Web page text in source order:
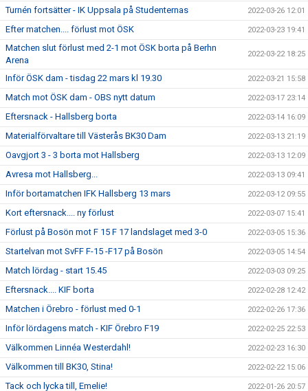
Turnén fortsätter - IK Uppsala på Studenternas 2022-03-26 12:01
Efter matchen.... förlust mot ÖSK 2022-03-23 19:41
Matchen slut förlust med 2-1 mot ÖSK borta på Berhn
Arena
2022-03-22 18:25
Inför ÖSK dam - tisdag 22 mars kl 19.30 2022-03-21 15:58
Match mot ÖSK dam - OBS nytt datum 2022-03-17 23:14
Eftersnack - Hallsberg borta 2022-03-14 16:09
Materialförvaltare till Västerås BK30 Dam 2022-03-13 21:19
Oavgjort 3 - 3 borta mot Hallsberg 2022-03-13 12:09
Avresa mot Hallsberg... 2022-03-13 09:41
Inför bortamatchen IFK Hallsberg 13 mars 2022-03-12 09:55
Kort eftersnack.... ny förlust 2022-03-07 15:41
Förlust på Bosön mot F 15 F 17 landslaget med 3-0 2022-03-05 15:36
Startelvan mot SvFF F-15 -F17 på Bosön 2022-03-05 14:54
Match lördag - start 15.45 2022-03-03 09:25
Eftersnack.... KIF borta 2022-02-28 12:42
Matchen i Örebro - förlust med 0-1 2022-02-26 17:36
Inför lördagens match - KIF Örebro F19 2022-02-25 22:53
Välkommen Linnéa Westerdahl! 2022-02-23 16:30
Välkommen till BK30, Stina! 2022-02-22 15:06
Tack och lycka till, Emelie! 2022-01-26 20:57